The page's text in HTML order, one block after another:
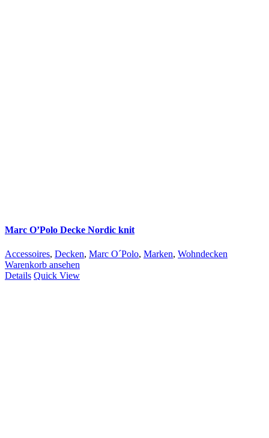
Marc O’Polo Decke Nordic knit
Accessoires, Decken, Marc O´Polo, Marken, Wohndecken
Warenkorb ansehen
Details Quick View